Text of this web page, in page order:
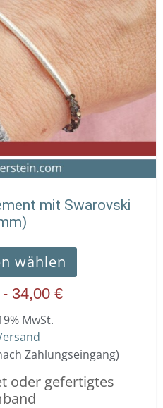
mit Swarovski
wählen
34,00 €
MwSt.
Zahlungseingang)
oder gefertigtes